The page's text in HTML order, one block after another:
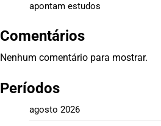
apontam estudos
Comentários
Nenhum comentário para mostrar.
Períodos
agosto 2026